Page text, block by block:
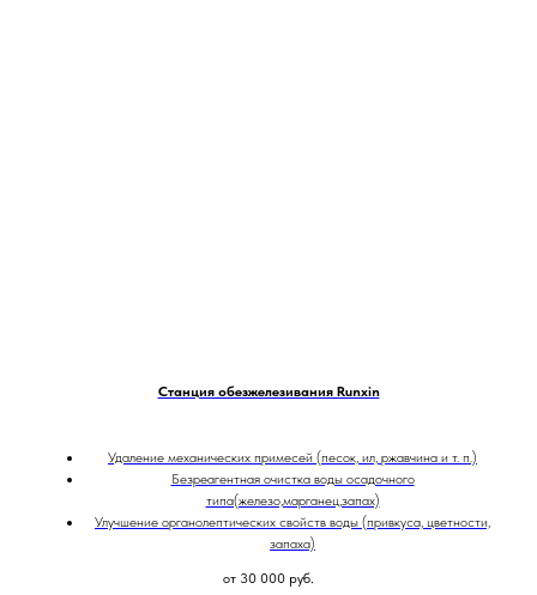
Станция обезжелезивания Runxin
Удаление механических примесей (песок, ил, ржавчина и т. п.)
Безреагентная очистка воды осадочного
типа(железо,марганец,запах)
Улучшение органолептических свойств воды (привкуса, цветности,
запаха)
от 30 000 руб.